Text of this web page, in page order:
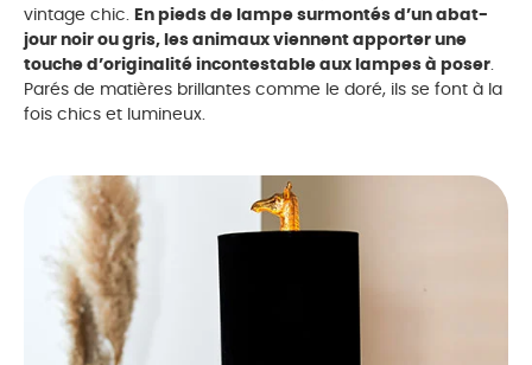
vintage chic. En pieds de lampe surmontés d’un abat-
jour noir ou gris, les animaux viennent apporter une
touche d’originalité incontestable aux lampes à poser.
Parés de matières brillantes comme le doré, ils se font à la
fois chics et lumineux.